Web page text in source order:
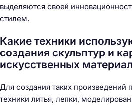
выделяются своей
стилем.
Какие техники
создания скульптур и
искусственных
Для создания таких произведений
техники литья, лепки,